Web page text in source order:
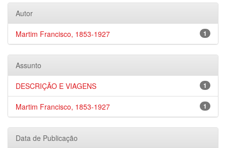
Autor
1
Martim Francisco, 1853-1927
Assunto
1
DESCRIÇÃO E VIAGENS
1
Martim Francisco, 1853-1927
Data de Publicação